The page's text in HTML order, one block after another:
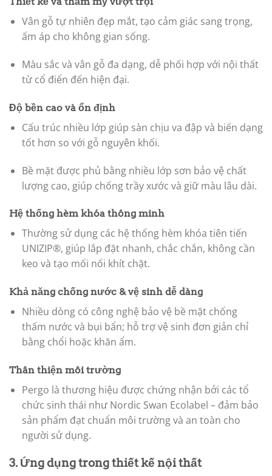
Vân gỗ tự nhiên đẹp mắt, tạo cảm giác sang trọng,
ấm áp cho không gian sống.
Màu sắc và vân gỗ đa dạng, dễ phối hợp với nội thất
từ cổ điển đến hiện đại.
Độ bền cao và ổn định
Cấu trúc nhiều lớp giúp sàn chịu va đập và biến dạng
tốt hơn so với gỗ nguyên khối.
Bề mặt được phủ bằng nhiều lớp sơn bảo vệ chất
lượng cao, giúp chống trầy xước và giữ màu lâu dài.
Hệ thống hèm khóa thông minh
Thường sử dụng các hệ thống hèm khóa tiên tiến
UNIZIP®, giúp lắp đặt nhanh, chắc chắn, không cần
keo và tạo mối nối khít chặt.
Khả năng chống nước & vệ sinh dễ dàng
Nhiều dòng có công nghệ bảo vệ bề mặt chống
thấm nước và bụi bẩn; hỗ trợ vệ sinh đơn giản chỉ
bằng chổi hoặc khăn ẩm.
Thân thiện môi trường
Pergo là thương hiệu được chứng nhận bởi các tổ
chức sinh thái như Nordic Swan Ecolabel – đảm bảo
sản phẩm đạt chuẩn môi trường và an toàn cho
người sử dụng.
3. Ứng dụng trong thiết kế nội thất